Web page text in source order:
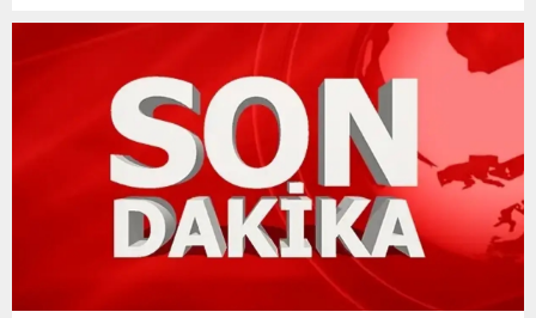
getiriyor. Hazine Müsteşarlığına bağlı ilgili kurumlarca...